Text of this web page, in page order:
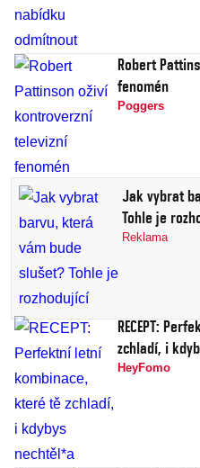
Robert
fenomén
Poggers
Jak vybrat
Tohle je
Reklama
RECEPT:
zchladí, i
HeyFomo